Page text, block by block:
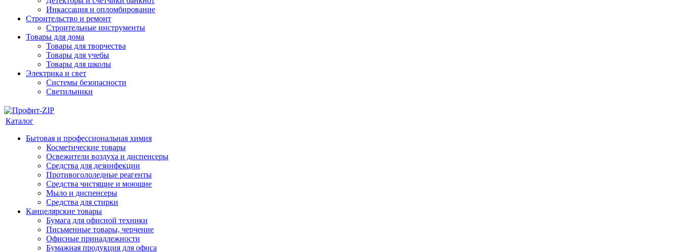
Инкассация и опломбирование
Строительство и ремонт
Строительные инструменты
Товары для дома
Товары для творчества
Товары для учебы
Товары для школы
Электрика и свет
Системы безопасности
Светильники
Каталог
Бытовая и профессиональная химия
Косметические товары
Освежители воздуха и диспенсеры
Средства для дезинфекции
Противогололедные реагенты
Средства чистящие и моющие
Мыло и диспенсеры
Средства для стирки
Канцелярские товары
Бумага для офисной техники
Письменные товары, черчение
Офисные принадлежности
Бумажная продукция для офиса